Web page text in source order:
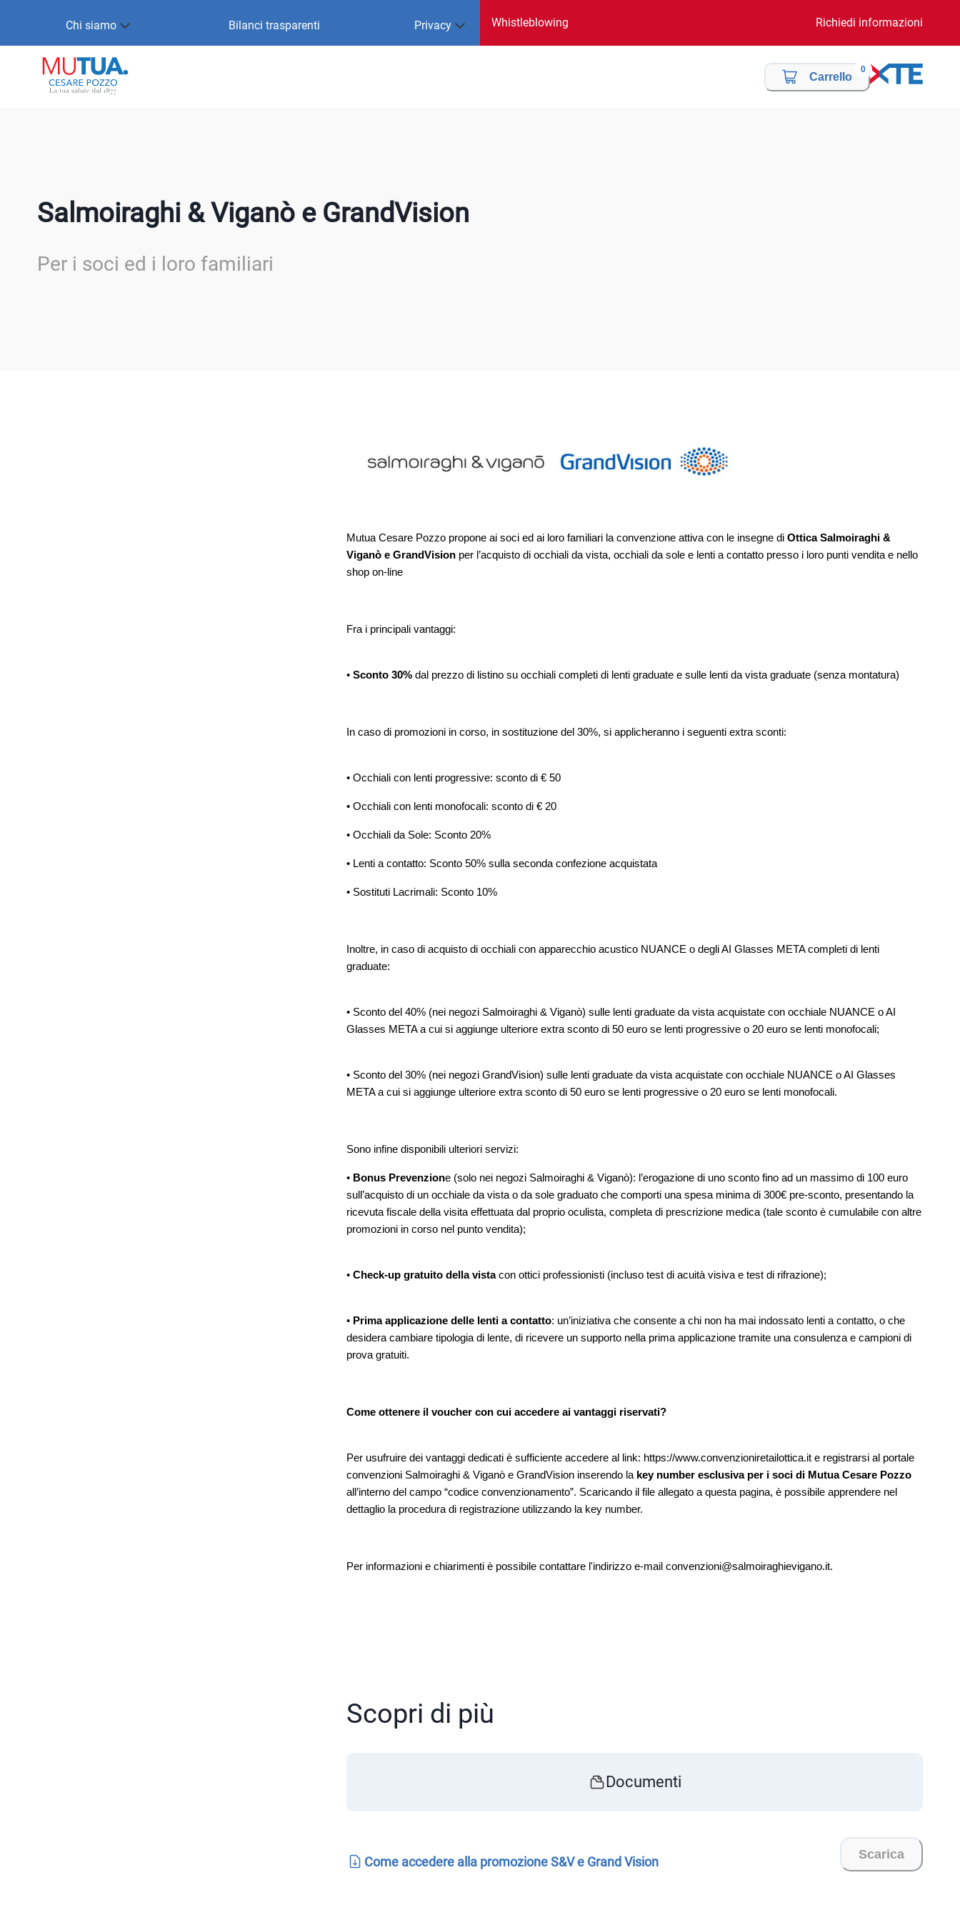
Chi siamo Bilanci trasparenti Privacy Whistleblowing Richiedi informazioni
Carrello
0
Salmoiraghi & Viganò e GrandVision
Per i soci ed i loro familiari
Mutua Cesare Pozzo propone ai soci ed ai loro familiari la convenzione attiva con le insegne diOttica Salmoiraghi &
Viganò e GrandVision per l’acquisto di occhiali da vista, occhiali da sole e lenti a contatto presso i loro punti vendita e nello
shop on-line
Fra i principali vantaggi:
•Sconto 30% dal prezzo di listino su occhiali completi di lenti graduate e sulle lenti da vista graduate (senza montatura)
In caso di promozioni in corso, in sostituzione del 30%, si applicheranno i seguenti extra sconti:
• Occhiali con lenti progressive: sconto di € 50
• Occhiali con lenti monofocali: sconto di € 20
• Occhiali da Sole: Sconto 20%
• Lenti a contatto: Sconto 50% sulla seconda confezione acquistata
• Sostituti Lacrimali: Sconto 10%
Inoltre, in caso di acquisto di occhiali con apparecchio acustico NUANCE o degli AI Glasses META completi di lenti
graduate:
• Sconto del 40% (nei negozi Salmoiraghi & Viganò) sulle lenti graduate da vista acquistate con occhiale NUANCE o AI
Glasses META a cui si aggiunge ulteriore extra sconto di 50 euro se lenti progressive o 20 euro se lenti monofocali;
• Sconto del 30% (nei negozi GrandVision) sulle lenti graduate da vista acquistate con occhiale NUANCE o AI Glasses
META a cui si aggiunge ulteriore extra sconto di 50 euro se lenti progressive o 20 euro se lenti monofocali.
Sono infine disponibili ulteriori servizi:
• Bonus Prevenzione (solo nei negozi Salmoiraghi & Viganò): l’erogazione di uno sconto fino ad un massimo di 100 euro
sull’acquisto di un occhiale da vista o da sole graduato che comporti una spesa minima di 300€ pre-sconto, presentando la
ricevuta fiscale della visita effettuata dal proprio oculista, completa di prescrizione medica (tale sconto è cumulabile con altre
promozioni in corso nel punto vendita);
•Check-up gratuito della vistacon ottici professionisti (incluso test di acuità visiva e test di rifrazione);
• Prima applicazione delle lenti a contatto: un’iniziativa che consente a chi non ha mai indossato lenti a contatto, o che
desidera cambiare tipologia di lente, di ricevere un supporto nella prima applicazione tramite una consulenza e campioni di
prova gratuiti.
Come ottenere il voucher con cui accedere ai vantaggi riservati?
Per usufruire dei vantaggi dedicati è sufficiente accedere al link: https://www.convenzioniretailottica.it e registrarsi al portale
convenzioni Salmoiraghi & Viganò e GrandVision inserendo la key number esclusiva per i soci di Mutua Cesare Pozzo
all’interno del campo “codice convenzionamento”. Scaricando il file allegato a questa pagina, è possibile apprendere nel
dettaglio la procedura di registrazione utilizzando la key number.
Per informazioni e chiarimenti è possibile contattare l'indirizzo e-mail convenzioni@salmoiraghievigano.it.
Scopri di più
Documenti
Come accedere alla promozione S&V e Grand Vision
Scarica